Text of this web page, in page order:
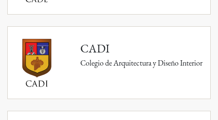
CADI
Colegio de Arquitectura y Diseño Interior